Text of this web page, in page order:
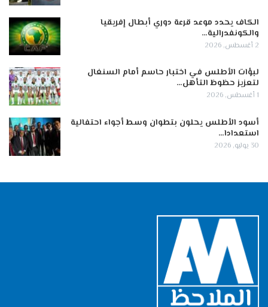
الكاف يحدد موعد قرعة دوري أبطال إفريقيا
والكونفدرالية…
2 أغسطس, 2026
لبؤات الأطلس في اختبار حاسم أمام السنغال
لتعزيز حظوظ التأهل…
1 أغسطس, 2026
أسود الأطلس يحلون بتطوان وسط أجواء احتفالية
استعدادا…
30 يوليو, 2026